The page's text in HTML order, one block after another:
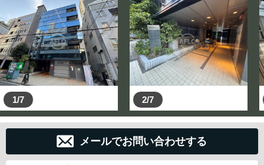
1/7 2/7
メールでお問い合わせする